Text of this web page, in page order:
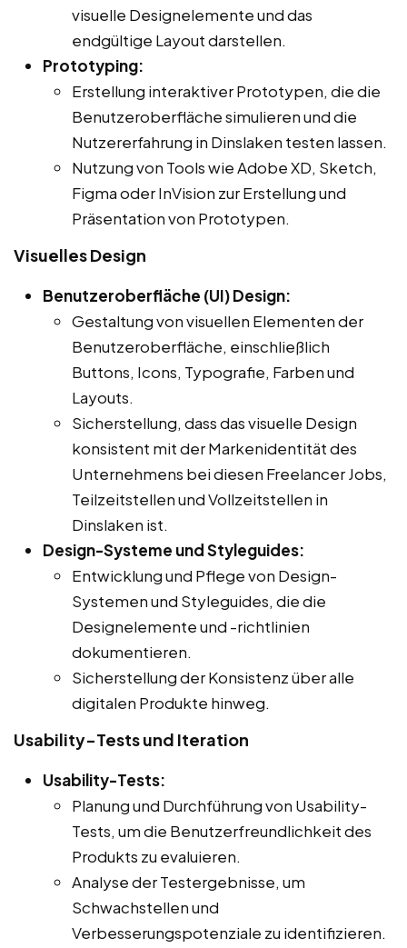
visuelle Designelemente und das
endgültige Layout darstellen.
Prototyping:
Erstellung interaktiver Prototypen, die die
Benutzeroberfläche simulieren und die
Nutzererfahrung in Dinslaken testen lassen.
Nutzung von Tools wie Adobe XD, Sketch,
Figma oder InVision zur Erstellung und
Präsentation von Prototypen.
Visuelles Design
Benutzeroberfläche (UI) Design:
Gestaltung von visuellen Elementen der
Benutzeroberfläche, einschließlich
Buttons, Icons, Typografie, Farben und
Layouts.
Sicherstellung, dass das visuelle Design
konsistent mit der Markenidentität des
Unternehmens bei diesen Freelancer Jobs,
Teilzeitstellen und Vollzeitstellen in
Dinslaken ist.
Design-Systeme und Styleguides:
Entwicklung und Pflege von Design-
Systemen und Styleguides, die die
Designelemente und -richtlinien
dokumentieren.
Sicherstellung der Konsistenz über alle
digitalen Produkte hinweg.
Usability-Tests und Iteration
Usability-Tests:
Planung und Durchführung von Usability-
Tests, um die Benutzerfreundlichkeit des
Produkts zu evaluieren.
Analyse der Testergebnisse, um
Schwachstellen und
Verbesserungspotenziale zu identifizieren.